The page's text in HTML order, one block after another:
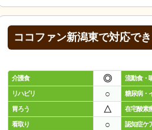
ココファン新潟東で対応で
介護食 ◎ 流動食・
リハビリ ○ 糖尿病・
胃ろう △ 在宅酸素
看取り ○ 認知症ケ